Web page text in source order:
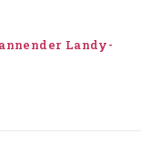
Landy-